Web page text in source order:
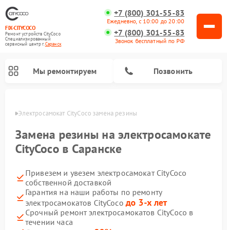
FIX-CITYCOCO
Ремонт устройств CityCoco
Специализированный
cервисный центр г.Саранск
+7 (800) 301-55-83
Ежедневно, с 10:00 до 20:00
+7 (800) 301-55-83
Звонок бесплатный по РФ
Мы ремонтируем Позвонить
Электросамокат CityCoco замена резины
Замена резины на электросамокате
CityCoco в Саранске
Привезем и увезем электросамокат CityCoco
собственной доставкой
Гарантия на наши работы по ремонту
электросамокатов CityCoco до 3-х лет
Срочный ремонт электросамокатов CityCoco в
течении часа